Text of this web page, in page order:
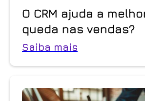
O CRM ajuda a
queda nas vendas?
Saiba mais